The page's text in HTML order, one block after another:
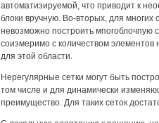
автоматизируемой, что приводит к
блоки вручную. Во-вторых, для многих
невозможно построить мпогоблочпую
соизмеримо с количеством элементов
для этой области.
Нерегулярные сетки могут быть
том числе и для динамически
преимущество. Для таких сеток